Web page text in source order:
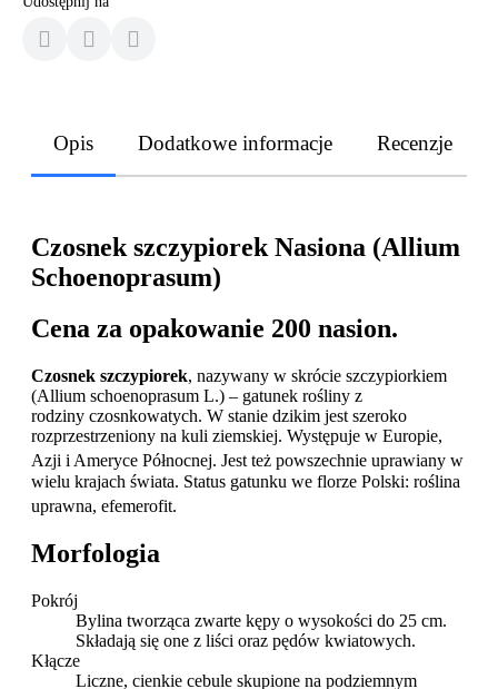
Opis Dodatkowe informacje Recenzje
Czosnek szczypiorek Nasiona (Allium
Schoenoprasum)
Cena za opakowanie 200 nasion.
Czosnek szczypiorek, nazywany w skrócie szczypiorkiem
(Allium schoenoprasum L.) – gatunek rośliny z
rodziny czosnkowatych. W stanie dzikim jest szeroko
rozprzestrzeniony na kuli ziemskiej. Występuje w Europie,
Azji i Ameryce Północnej. Jest też powszechnie uprawiany w
wielu krajach świata. Status gatunku we florze Polski: roślina
uprawna, efemerofit.
Morfologia
Pokrój
Bylina tworząca zwarte kępy o wysokości do 25 cm.
Składają się one z liści oraz pędów kwiatowych.
Kłącze
Liczne, cienkie cebule skupione na podziemnym